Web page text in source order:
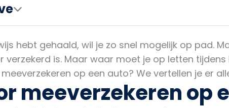
hebt gehaald, wil je zo snel mogelijk op pad.
verzekerd is. Maar waar moet je op letten
op een auto? We vertellen je er
meeverzekeren op